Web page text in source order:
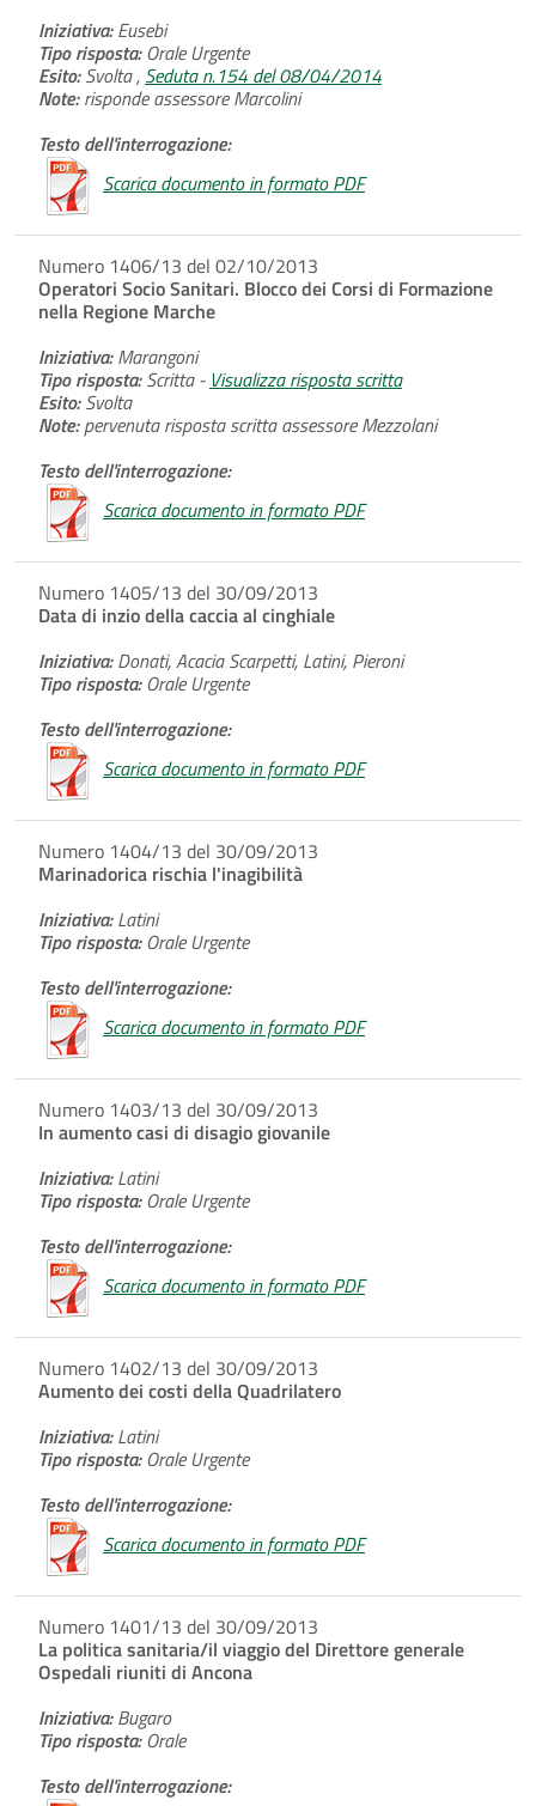
Iniziativa:Eusebi
Tipo risposta:Orale Urgente
Esito:Svolta , Seduta n.154 del 08/04/2014
Note:risponde assessore Marcolini
Testo dell'interrogazione:
Scarica documento in formato PDF
Numero 1406/13 del 02/10/2013
Operatori Socio Sanitari. Blocco dei Corsi di Formazione
nella Regione Marche
Iniziativa:Marangoni
Tipo risposta:Scritta - Visualizza risposta scritta
Esito:Svolta
Note:pervenuta risposta scritta assessore Mezzolani
Testo dell'interrogazione:
Scarica documento in formato PDF
Numero 1405/13 del 30/09/2013
Data di inzio della caccia al cinghiale
Iniziativa:Donati, Acacia Scarpetti, Latini, Pieroni
Tipo risposta:Orale Urgente
Testo dell'interrogazione:
Scarica documento in formato PDF
Numero 1404/13 del 30/09/2013
Marinadorica rischia l'inagibilità
Iniziativa:Latini
Tipo risposta:Orale Urgente
Testo dell'interrogazione:
Scarica documento in formato PDF
Numero 1403/13 del 30/09/2013
In aumento casi di disagio giovanile
Iniziativa:Latini
Tipo risposta:Orale Urgente
Testo dell'interrogazione:
Scarica documento in formato PDF
Numero 1402/13 del 30/09/2013
Aumento dei costi della Quadrilatero
Iniziativa:Latini
Tipo risposta:Orale Urgente
Testo dell'interrogazione:
Scarica documento in formato PDF
Numero 1401/13 del 30/09/2013
La politica sanitaria/il viaggio del Direttore generale
Ospedali riuniti di Ancona
Iniziativa:Bugaro
Tipo risposta:Orale
Testo dell'interrogazione: